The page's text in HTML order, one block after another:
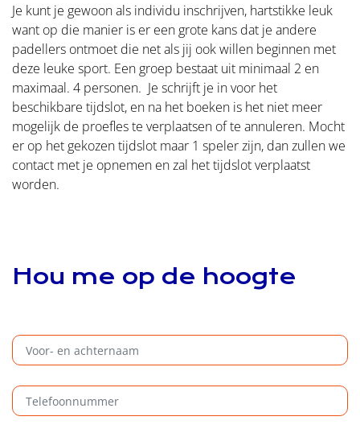
Je kunt je gewoon als individu inschrijven, hartstikke leuk
want op die manier is er een grote kans dat je andere
padellers ontmoet die net als jij ook willen beginnen met
deze leuke sport. Een groep bestaat uit minimaal 2 en
maximaal. 4 personen. Je schrijft je in voor het
beschikbare tijdslot, en na het boeken is het niet meer
mogelijk de proefles te verplaatsen of te annuleren. Mocht
er op het gekozen tijdslot maar 1 speler zijn, dan zullen we
contact met je opnemen en zal het tijdslot verplaatst
worden.
Hou me op de hoogte